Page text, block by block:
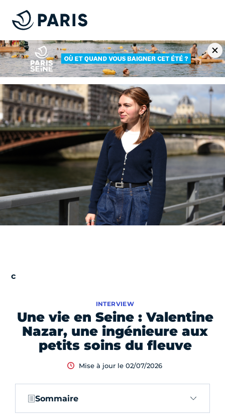
Une vie en Seine : Valentine
Nazar, une ingénieure aux
petits soins du fleuve
INTERVIEW
Mise à jour le 02/07/2026
Sommaire